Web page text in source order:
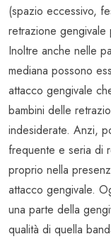
(spazio eccessivo,
retrazione
Inoltre anche nelle
mediana possono
attacco gengivale
bambini delle
indesiderate. Anzi,
frequente e seria di
proprio nella
attacco gengivale.
una parte della
qualità di quella